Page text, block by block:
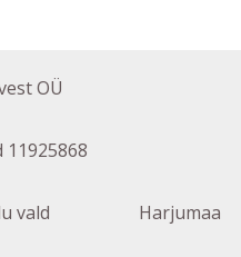
OÜ
vald Harjumaa